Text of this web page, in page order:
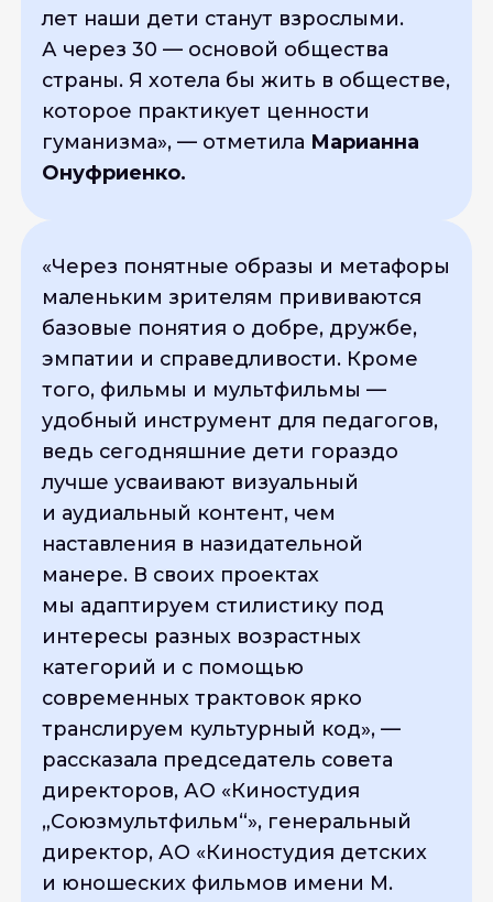
лет наши дети станут взрослыми.
А через 30 — основой общества
страны. Я хотела бы жить в обществе,
которое практикует ценности
гуманизма», — отметила Марианна
Онуфриенко.
«Через понятные образы и метафоры
маленьким зрителям прививаются
базовые понятия о добре, дружбе,
эмпатии и справедливости. Кроме
того, фильмы и мультфильмы —
удобный инструмент для педагогов,
ведь сегодняшние дети гораздо
лучше усваивают визуальный
и аудиальный контент, чем
наставления в назидательной
манере. В своих проектах
мы адаптируем стилистику под
интересы разных возрастных
категорий и с помощью
современных трактовок ярко
транслируем культурный код», —
рассказала председатель совета
директоров, АО «Киностудия
„Союзмультфильм“», генеральный
директор, АО «Киностудия детских
и юношеских фильмов имени М.